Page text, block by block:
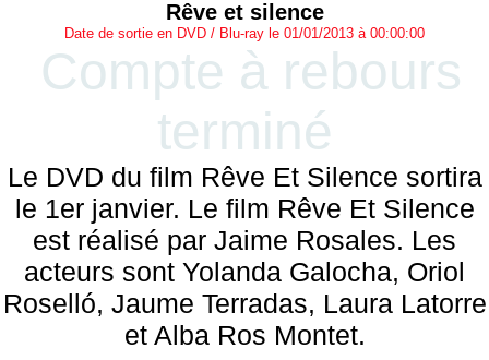
Rêve et silence
Date de sortie en DVD / Blu-ray le 01/01/2013 à 00:00:00
Compte à rebours
terminé
Le DVD du film Rêve Et Silence sortira
le 1er janvier. Le film Rêve Et Silence
est réalisé par Jaime Rosales. Les
acteurs sont Yolanda Galocha, Oriol
Roselló, Jaume Terradas, Laura Latorre
et Alba Ros Montet.